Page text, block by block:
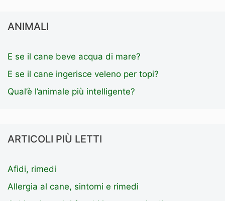
ANIMALI
E se il cane beve acqua di mare?
E se il cane ingerisce veleno per topi?
Qual’è l’animale più intelligente?
ARTICOLI PIÙ LETTI
Afidi, rimedi
Allergia al cane, sintomi e rimedi